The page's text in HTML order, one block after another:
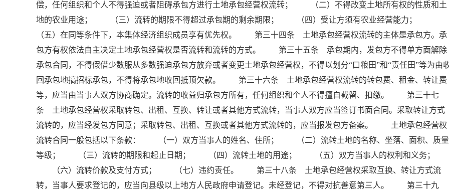
偿，任何组织和个人不得强迫或者阻碍承包方进行土地承包经营权流转； （二）不得改变土地所有权的性质和土
地的农业用途； （三）流转的期限不得超过承包期的剩余期限； （四）受让方须有农业经营能力；
（五）在同等条件下，本集体经济组织成员享有优先权。 第三十四条 土地承包经营权流转的主体是承包方。承
包方有权依法自主决定土地承包经营权是否流转和流转的方式。 第三十五条 承包期内，发包方不得单方面解除
承包合同，不得假借少数服从多数强迫承包方放弃或者变更土地承包经营权，不得以划分“口粮田”和“责任田”等为由
回承包地搞招标承包，不得将承包地收回抵顶欠款。 第三十六条 土地承包经营权流转的转包费、租金、转让费
等，应当由当事人双方协商确定。流转的收益归承包方所有，任何组织和个人不得擅自截留、扣缴。 第三十七
条 土地承包经营权采取转包、出租、互换、转让或者其他方式流转，当事人双方应当签订书面合同。采取转让方式
流转的，应当经发包方同意；采取转包、出租、互换或者其他方式流转的，应当报发包方备案。 土地承包经营权
流转合同一般包括以下条款： （一）双方当事人的姓名、住所； （二）流转土地的名称、坐落、面积、质量
等级； （三）流转的期限和起止日期； （四）流转土地的用途； （五）双方当事人的权利和义务；
（六）流转价款及支付方式； （七）违约责任。 第三十八条 土地承包经营权采取互换、转让方式流
转，当事人要求登记的，应当向县级以上地方人民政府申请登记。未经登记，不得对抗善意第三人。 第三十九